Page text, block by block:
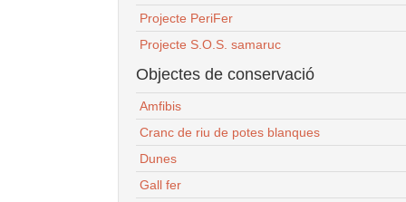
Projecte PeriFer
Projecte S.O.S. samaruc
Objectes de conservació
Amfibis
Cranc de riu de potes blanques
Dunes
Gall fer